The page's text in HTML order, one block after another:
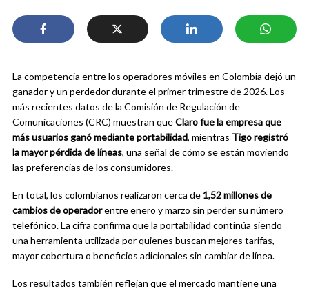
La competencia entre los operadores móviles en Colombia dejó un
ganador y un perdedor durante el primer trimestre de 2026. Los
más recientes datos de la Comisión de Regulación de
Comunicaciones (CRC) muestran queClaro fue la empresa que
más usuarios ganó mediante portabilidad, mientras Tigo registró
la mayor pérdida de líneas, una señal de cómo se están moviendo
las preferencias de los consumidores.
En total, los colombianos realizaron cerca de 1,52 millones de
cambios de operadorentre enero y marzo sin perder su número
telefónico. La cifra confirma que la portabilidad continúa siendo
una herramienta utilizada por quienes buscan mejores tarifas,
mayor cobertura o beneficios adicionales sin cambiar de línea.
Los resultados también reflejan que el mercado mantiene una